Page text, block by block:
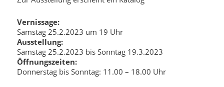
Vernissage:
Samstag 25.2.2023 um 19 Uhr
Ausstellung:
Samstag 25.2.2023 bis Sonntag 19.3.2023
Öffnungszeiten:
Donnerstag bis Sonntag: 11.00 – 18.00 Uhr